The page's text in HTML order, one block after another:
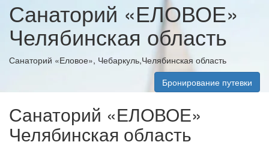
Санаторий «ЕЛОВОЕ»
Челябинская область
Санаторий «Еловое», Чебаркуль,Челябинская область
Бронирование путевки
Санаторий «ЕЛОВОЕ»
Челябинская область